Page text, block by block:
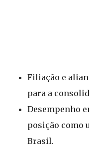
Filiação e
para a
Desempenho
posição como
Brasil.